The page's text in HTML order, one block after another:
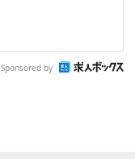
Sponsored by